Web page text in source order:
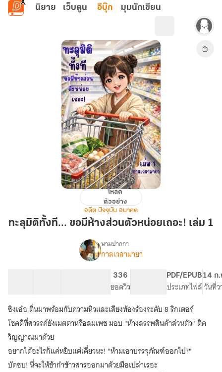
ข้ามไปยังเนื้อหาหลัก
นิยาย เว็บตูน อีบุ๊ก มุมนักเขียน
ทั้งที...
เล่ม
1
โหลด
ตัวอย่าง
อดีต ปัจจุบัน อนาคต
ทะลุมิติทั้งที... ขอมีห้างส่วนตัวหน่อยเถอะ! เล่ม 1
เรื่อง(จบ)ทะลุ
ทั้งที...
ขอ
ห้าง
ส่วน
ตัว
เถอะ!
นามปากกา
กาลเวลามายา
336
ยอดวิว
PDF/EPUB
ประเภทไฟล์
14 ก
วันที่ว
ซิงเอ๋อ ตื่นมาพร้อมกับความหิวและเสียงท้องร้องระดับ 8 ริกเตอร์
โชคดีที่สวรรค์ยังเมตตาหรือสมเพช มอบ "ห้างสรรพสินค้าส่วนตัว" ติด
วิญญาณมาด้วย
อยากได้อะไรก็แค่หยิบแต่เดี๋ยวนะ! "ห้ามเอาบรรจุภัณฑ์ออกไป?"
บัดซบ! นี่จะให้ข้ากำข้าวสารออกมาด้วยมือเปล่าเรอะ